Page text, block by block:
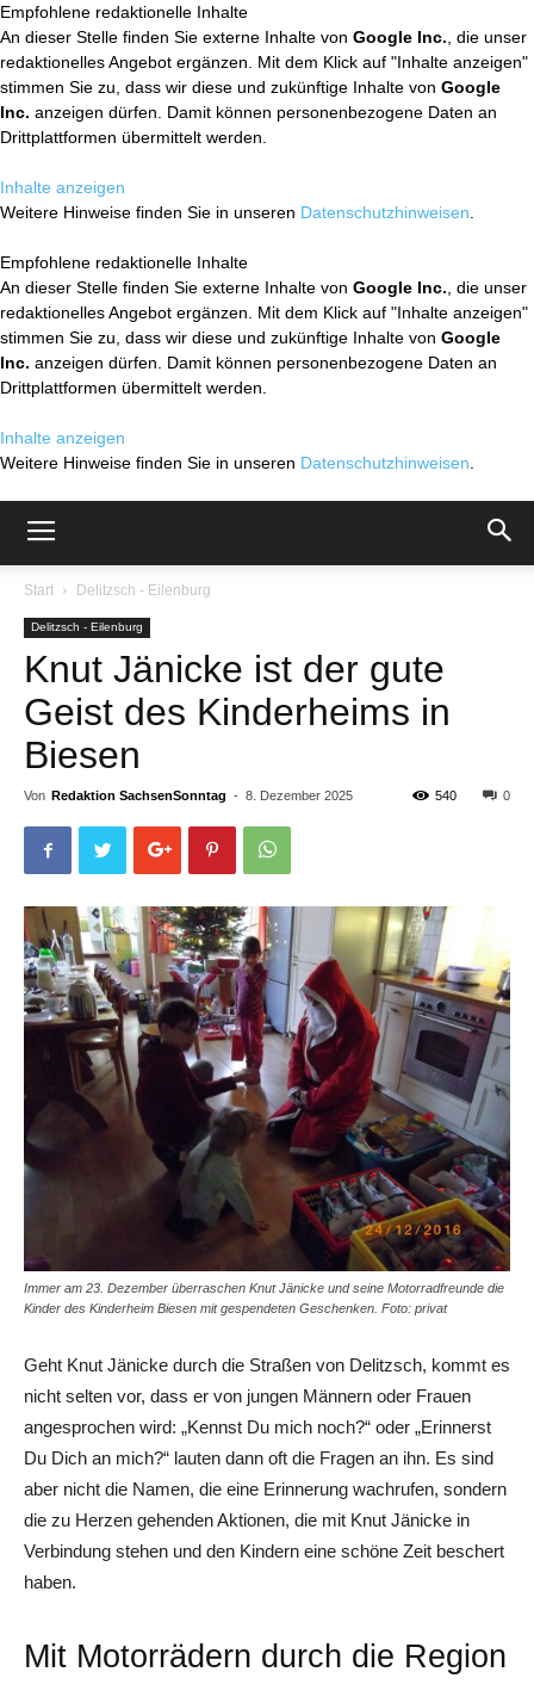
Empfohlene redaktionelle Inhalte
An dieser Stelle finden Sie externe Inhalte von Google Inc. , die unser
redaktionelles Angebot ergänzen. Mit dem Klick auf "Inhalte anzeigen"
stimmen Sie zu, dass wir diese und zukünftige Inhalte von Google
Inc. anzeigen dürfen. Damit können personenbezogene Daten an
Drittplattformen übermittelt werden.
Inhalte anzeigen
Weitere Hinweise finden Sie in unseren Datenschutzhinweisen
Empfohlene redaktionelle Inhalte
An dieser Stelle finden Sie externe Inhalte von Google Inc. , die unser
redaktionelles Angebot ergänzen. Mit dem Klick auf "Inhalte anzeigen"
stimmen Sie zu, dass wir diese und zukünftige Inhalte von Google
Inc. anzeigen dürfen. Damit können personenbezogene Daten an
Drittplattformen übermittelt werden.
Inhalte anzeigen
Weitere Hinweise finden Sie in unseren Datenschutzhinweisen
Start Delitzsch - Eilenburg
Delitzsch - Eilenburg
Knut Jänicke ist der gute
Geist des ­Kinderheims in
Biesen
Von Redaktion SachsenSonntag - 8. Dezember 2025 0
540
Immer am 23. Dezember überraschen Knut Jänicke und seine Motorradfreunde die
Kinder des Kinderheim Biesen mit gespendeten Geschenken. Foto: privat
Geht Knut Jänicke durch die Straßen von Delitzsch, kommt es
nicht selten vor, dass er von jungen Männern oder Frauen
angesprochen wird: „Kennst Du mich noch?“ oder „Erinnerst
Du Dich an mich?“ lauten dann oft die Fragen an ihn. Es sind
aber nicht die Namen, die eine Erinnerung wachrufen, sondern
die zu Herzen gehenden Aktionen, die mit Knut Jänicke in
Verbindung stehen und den Kindern eine schöne Zeit beschert
haben.
Mit Motorrädern durch die Region